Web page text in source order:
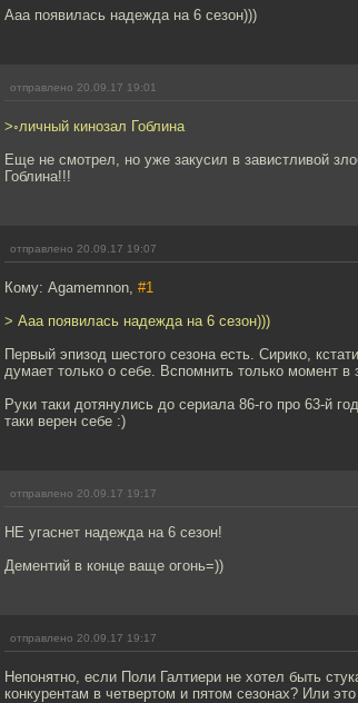
Ааа появилась надежда на 6 сезон)))
отправлено 20.09.17 19:01
>◦личный кинозал Гоблина
Еще не смотрел, но уже закусил в завистливой
Гоблина!!!
отправлено 20.09.17 19:07
Кому: Agamemnon, #1
> Ааа появилась надежда на 6 сезон)))
Первый эпизод шестого сезона есть. Сирико,
думает только о себе. Вспомнить только момент
Руки таки дотянулись до сериала 86-го про 63-й
таки верен себе :)
отправлено 20.09.17 19:17
НЕ угаснет надежда на 6 сезон!
Дементий в конце ваще огонь=))
отправлено 20.09.17 19:17
Непонятно, если Поли Галтиери не хотел быть
конкурентам в четвертом и пятом сезонах? Или